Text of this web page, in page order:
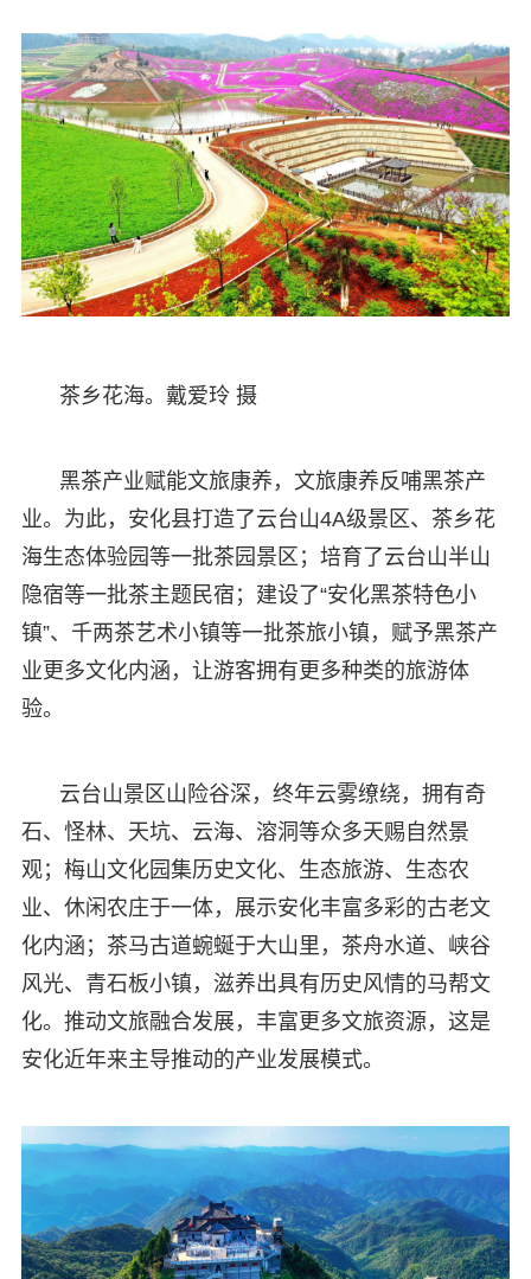
茶乡花海。戴爱玲 摄
黑茶产业赋能文旅康养，文旅康养反哺黑茶产
业。为此，安化县打造了云台山4A级景区、茶乡花
海生态体验园等一批茶园景区；培育了云台山半山
隐宿等一批茶主题民宿；建设了“安化黑茶特色小
镇”、千两茶艺术小镇等一批茶旅小镇，赋予黑茶产
业更多文化内涵，让游客拥有更多种类的旅游体
验。
云台山景区山险谷深，终年云雾缭绕，拥有奇
石、怪林、天坑、云海、溶洞等众多天赐自然景
观；梅山文化园集历史文化、生态旅游、生态农
业、休闲农庄于一体，展示安化丰富多彩的古老文
化内涵；茶马古道蜿蜒于大山里，茶舟水道、峡谷
风光、青石板小镇，滋养出具有历史风情的马帮文
化。推动文旅融合发展，丰富更多文旅资源，这是
安化近年来主导推动的产业发展模式。